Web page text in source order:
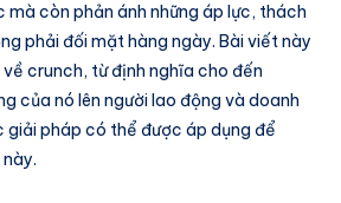
mà còn phản ánh những áp lực, thách
phải đối mặt hàng ngày. Bài viết này
crunch, từ định nghĩa cho đến
của nó lên người lao động và doanh
giải pháp có thể được áp dụng để